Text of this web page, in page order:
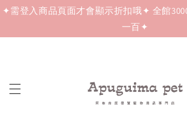
✦需登入商品頁面才會顯示折扣哦✦ 全館
一百✦